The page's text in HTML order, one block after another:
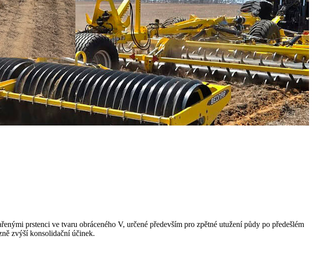
prstenci ve tvaru obráceného V, určené především pro zpětné utužení půdy po předešlém
zvýší konsolidační účinek.